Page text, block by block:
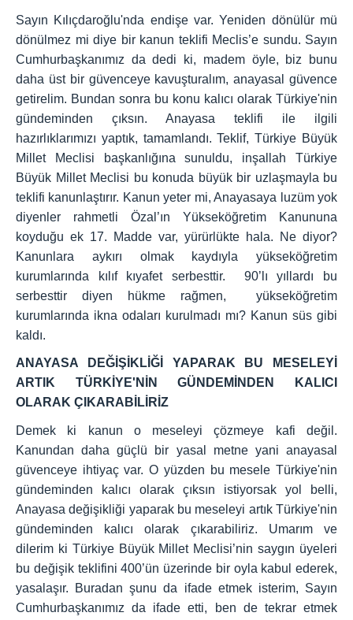
Sayın Kılıçdaroğlu'nda endişe var. Yeniden dönülür mü
dönülmez mi diye bir kanun teklifi Meclis’e sundu. Sayın
Cumhurbaşkanımız da dedi ki, madem öyle, biz bunu
daha üst bir güvenceye kavuşturalım, anayasal güvence
getirelim. Bundan sonra bu konu kalıcı olarak Türkiye'nin
gündeminden çıksın. Anayasa teklifi ile ilgili
hazırlıklarımızı yaptık, tamamlandı. Teklif, Türkiye Büyük
Millet Meclisi başkanlığına sunuldu, inşallah Türkiye
Büyük Millet Meclisi bu konuda büyük bir uzlaşmayla bu
teklifi kanunlaştırır. Kanun yeter mi, Anayasaya luzüm yok
diyenler rahmetli Özal’ın Yükseköğretim Kanununa
koyduğu ek 17. Madde var, yürürlükte hala. Ne diyor?
Kanunlara aykırı olmak kaydıyla yükseköğretim
kurumlarında kılıf kıyafet serbesttir. 90’lı yıllardı bu
serbesttir diyen hükme rağmen, yükseköğretim
kurumlarında ikna odaları kurulmadı mı? Kanun süs gibi
kaldı.
ANAYASA DEĞİŞİKLİĞİ YAPARAK BU MESELEYİ
ARTIK TÜRKİYE'NİN GÜNDEMİNDEN KALICI
OLARAK ÇIKARABİLİRİZ
Demek ki kanun o meseleyi çözmeye kafi değil.
Kanundan daha güçlü bir yasal metne yani anayasal
güvenceye ihtiyaç var. O yüzden bu mesele Türkiye'nin
gündeminden kalıcı olarak çıksın istiyorsak yol belli,
Anayasa değişikliği yaparak bu meseleyi artık Türkiye'nin
gündeminden kalıcı olarak çıkarabiliriz. Umarım ve
dilerim ki Türkiye Büyük Millet Meclisi’nin saygın üyeleri
bu değişik teklifini 400’ün üzerinde bir oyla kabul ederek,
yasalaşır. Buradan şunu da ifade etmek isterim, Sayın
Cumhurbaşkanımız da ifade etti, ben de tekrar etmek